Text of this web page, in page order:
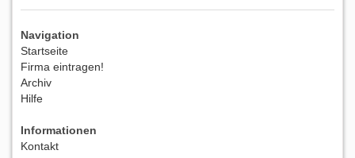
Navigation
Startseite
Firma eintragen!
Archiv
Hilfe
Informationen
Kontakt